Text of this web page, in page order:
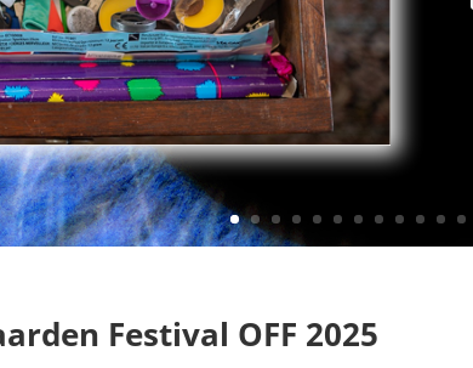
Festival OFF 2025